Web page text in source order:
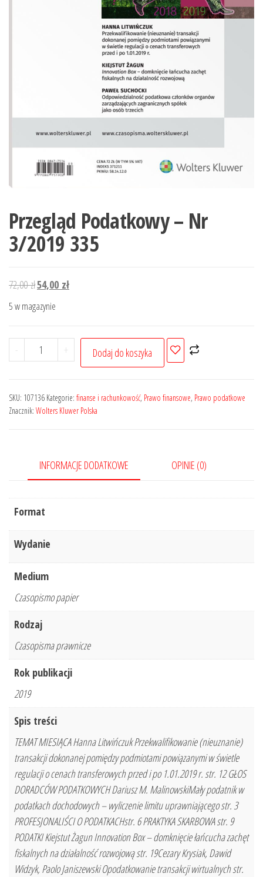
Przegląd Podatkowy – Nr
3/2019 335
72,00złPierwotna
cena
wynosiła:
54,00 złAktualna
5 w magazynie
-
ilość
Przegląd
-
Nr
+ Dodaj do koszyka
SKU: 107136 Kategorie: finanse i rachunkowość, Prawo finansowe, Prawo podatkowe
Znacznik: Wolters Kluwer Polska
INFORMACJE DODATKOWE OPINIE (0)
Format
Wydanie
Medium
Czasopismo papier
Rodzaj
Czasopisma prawnicze
Rok publikacji
2019
Spis treści
TEMAT MIESIĄCA Hanna Litwińczuk Przekwalifikowanie (nieuznanie)
transakcji dokonanej pomiędzy podmiotami powiązanymi w świetle
regulacji o cenach transferowych przed i po 1.01.2019 r. str. 12 GŁOS
DORADCÓW PODATKOWYCH Dariusz M. MalinowskiMały podatnik w
podatkach dochodowych – wyliczenie limitu uprawniającego str. 3
PROFESJONALIŚCI O PODATKACHstr. 6 PRAKTYKA SKARBOWA str. 9
PODATKI Kiejstut Żagun Innovation Box – domknięcie łańcucha zachęt
fiskalnych na działalność rozwojową str. 19Cezary Krysiak, Dawid
Widzyk, Paolo Janiszewski Opodatkowanie transakcji wirtualnych str.